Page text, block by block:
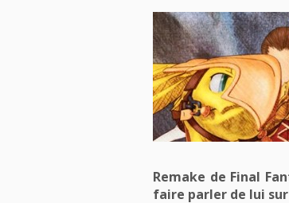
Remake de Final
faire parler de lui